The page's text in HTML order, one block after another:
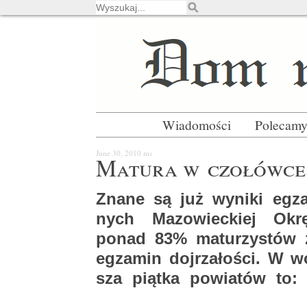
Wiadomości Polecamy
June 30, 2010 ms
Ma­tu­ra w czo­łów­ce
Znane są już wy­ni­ki
nych Ma­zo­wiec­kiej
ponad 83% ma­tu­rzy­stów
eg­za­min doj­rza­ło­ści. W
sza piąt­ka po­wia­tów to: